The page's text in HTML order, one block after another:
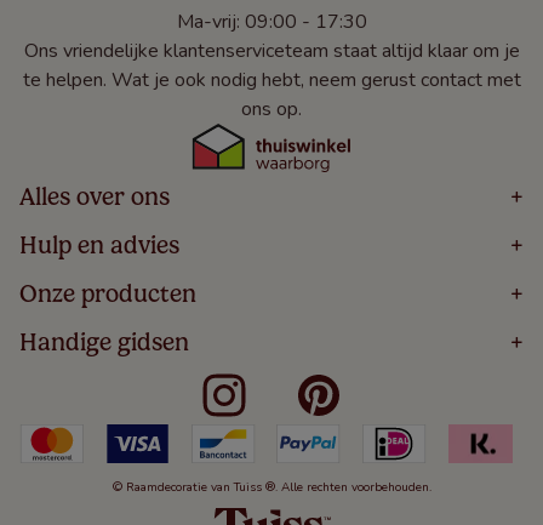
Ma-vrij: 09:00 - 17:30
Ons vriendelijke klantenserviceteam staat altijd klaar om je
te helpen. Wat je ook nodig hebt, neem gerust contact met
ons op.
Alles over ons +
Home
Over
Bestellen
Winacties
Veelgestelde Vragen
Hulp en advies +
Volg Je Bestelling
Levering
5 Jaar Garantie
Algemene Voorwaarden
Kindveiligheid
Cookies
Herroepingsrecht
Onze producten +
Houten Jaloezieën
Rolgordijnen
Verticale Jaloezieën
Duo Rolgordijnen
Duo Plisségordijnen
Handige gidsen +
Meten Voor Raamdecoratie
Badkamer Raamdecoratie
Slaapkamer Raamdecoratie
Keuken Raamdecoratie
De Jaloezieën Gids
© Raamdecoratie van Tuiss ®. Alle rechten voorbehouden.